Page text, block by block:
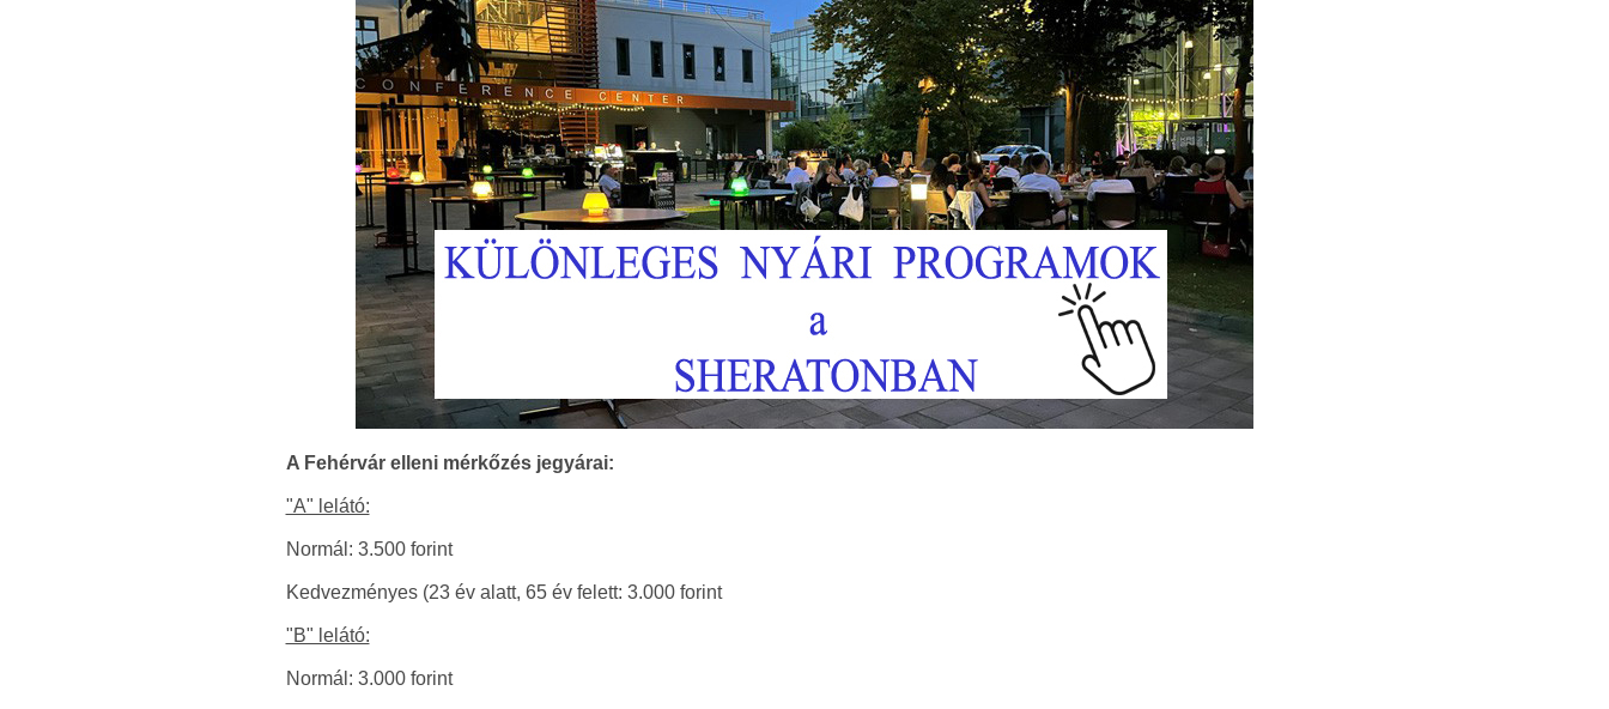
A Fehérvár elleni mérkőzés jegyárai:
"A" lelátó:
Normál: 3.500 forint
Kedvezményes (23 év alatt, 65 év felett: 3.000 forint
"B" lelátó:
Normál: 3.000 forint